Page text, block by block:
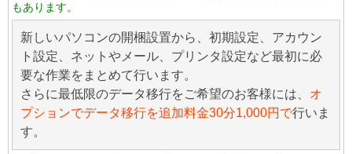
もあります。
新しいパソコンの開梱設置から、初期設定、アカウン
ト設定、ネットやメール、プリンタ設定など最初に必
要な作業をまとめて行います。
さらに最低限のデータ移行をご希望のお客様には、 オ
プションでデータ移行を追加料金30分1,000円で行いま
す。